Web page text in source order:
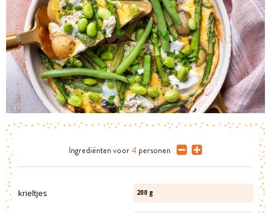
Ingrediënten voor 4 personen
krieltjes 200 g